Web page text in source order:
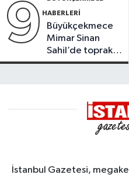
9 HABERLERI
Büyükçekmece
Mimar Sinan
Sahil’de toprak
kayması
İstanbul Gazetesi,